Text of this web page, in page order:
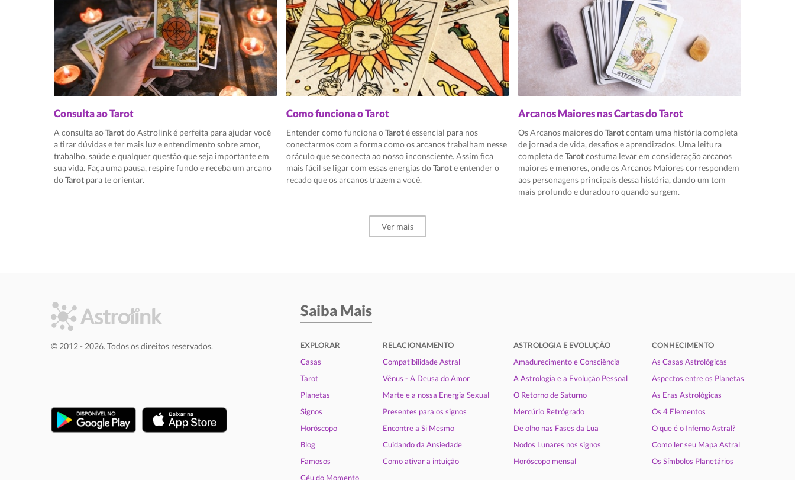
Consulta ao Tarot
A consulta aoTarotdo Astrolink é perfeita para ajudar você
a tirar dúvidas e ter mais luz e entendimento sobre amor,
trabalho, saúde e qualquer questão que seja importante em
sua vida. Faça uma pausa, respire fundo e receba um arcano
doTarot para te orientar.
Como funciona o Tarot
Entender como funciona oTaroté essencial para nos
conectarmos com a forma como os arcanos trabalham nesse
oráculo que se conecta ao nosso inconsciente. Assim fica
mais fácil se ligar com essas energias doTarote entender o
recado que os arcanos trazem a você.
Arcanos Maiores nas Cartas do Tarot
Os Arcanos maiores doTarotcontam uma história completa
de jornada de vida, desafios e aprendizados. Uma leitura
completa deTarotcostuma levar em consideração arcanos
maiores e menores, onde os Arcanos Maiores correspondem
aos personagens principais dessa história, dando um tom
mais profundo e duradouro quando surgem.
Ver mais
Saiba Mais
EXPLORAR
Casas
Tarot
Planetas
Signos
Horóscopo
Blog
Famosos
Céu do Momento
RELACIONAMENTO
Compatibilidade Astral
Vênus - A Deusa do Amor
Marte e a nossa Energia Sexual
Presentes para os signos
Encontre a Si Mesmo
Cuidando da Ansiedade
Como ativar a intuição
ASTROLOGIA E EVOLUÇÃO
Amadurecimento e Consciência
A Astrologia e a Evolução Pessoal
O Retorno de Saturno
Mercúrio Retrógrado
De olho nas Fases da Lua
Nodos Lunares nos signos
Horóscopo mensal
CONHECIMENTO
As Casas Astrológicas
Aspectos entre os Planetas
As Eras Astrológicas
Os 4 Elementos
O que é o Inferno Astral?
Como ler seu Mapa Astral
Os Símbolos Planetários
© 2012 - 2026. Todos os direitos reservados.